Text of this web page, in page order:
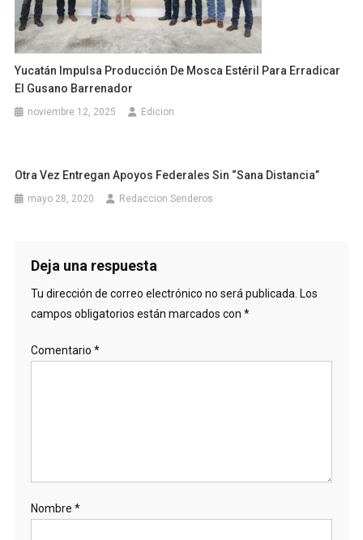
Yucatán Impulsa Producción De Mosca Estéril Para Erradicar
El Gusano Barrenador
noviembre 12, 2025 Edicion
Otra Vez Entregan Apoyos Federales Sin “Sana Distancia”
mayo 28, 2020 Redaccion Senderos
Deja una respuesta
Tu dirección de correo electrónico no será publicada. Los
campos obligatorios están marcados con *
Comentario *
Nombre *